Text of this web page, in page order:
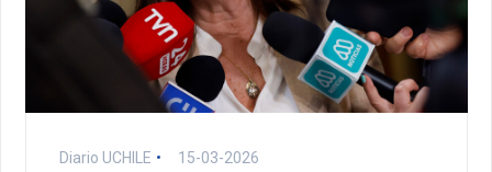
Diario UCHILE 15-03-2026